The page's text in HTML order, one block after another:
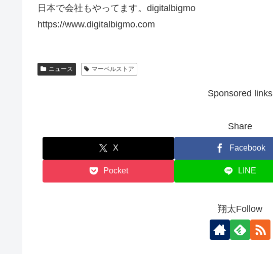
日本で会社もやってます。digitalbigmo
https://www.digitalbigmo.com
ニュース マーベルストア
Sponsored links
Share
X Facebook
Pocket LINE
翔太Follow